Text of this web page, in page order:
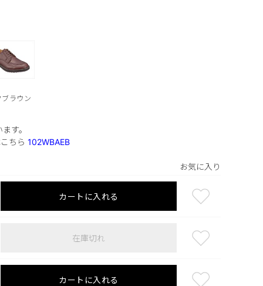
ラウン
す。
ちら 102WBAEB
お気に入り
カートに入れる
在庫切れ
カートに入れる